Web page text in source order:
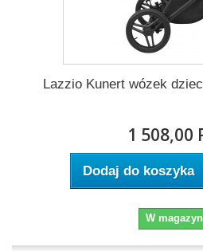
Lazzio Kunert wózek
1 508,00
Dodaj do koszyka
W